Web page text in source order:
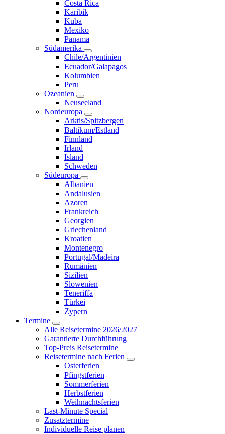
Costa Rica
Karibik
Kuba
Mexiko
Panama
Südamerika
Chile/Argentinien
Ecuador/Galapagos
Kolumbien
Peru
Ozeanien
Neuseeland
Nordeuropa
Arktis/Spitzbergen
Baltikum/Estland
Finnland
Irland
Island
Schweden
Südeuropa
Albanien
Andalusien
Azoren
Frankreich
Georgien
Griechenland
Kroatien
Montenegro
Portugal/Madeira
Rumänien
Sizilien
Slowenien
Teneriffa
Türkei
Zypern
Termine
Alle Reisetermine 2026/2027
Garantierte Durchführung
Top-Preis Reisetermine
Reisetermine nach Ferien
Osterferien
Pfingstferien
Sommerferien
Herbstferien
Weihnachtsferien
Last-Minute Special
Zusatztermine
Individuelle Reise planen